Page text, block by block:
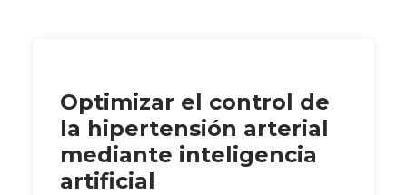
Optimizar el control de
la hipertensión arterial
mediante inteligencia
artificial